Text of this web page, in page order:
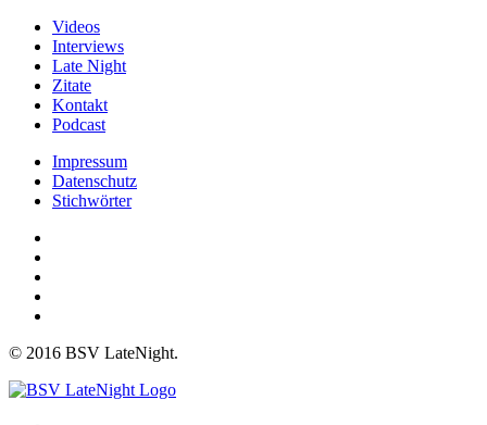
Videos
Interviews
Late Night
Zitate
Kontakt
Podcast
Impressum
Datenschutz
Stichwörter
© 2016 BSV LateNight.